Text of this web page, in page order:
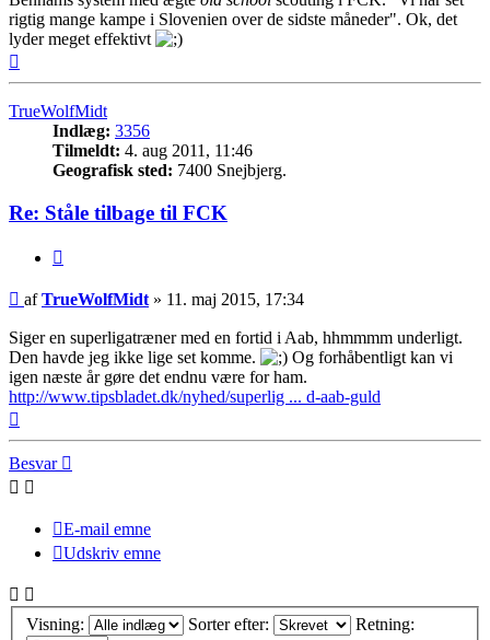
rigtig mange kampe i Slovenien over de sidste måneder". Ok, det
lyder meget effektivt
TrueWolfMidt
Indlæg: 3356
Tilmeldt: 4. aug 2011, 11:46
Geografisk sted: 7400 Snejbjerg.
Re: Ståle tilbage til FCK
Indlæg
afTrueWolfMidt» 11. maj 2015, 17:34
Siger en superligatræner med en fortid i Aab, hhmmmm underligt.
Den havde jeg ikke lige set komme.
Og forhåbentligt kan vi
igen næste år gøre det endnu være for ham.
http://www.tipsbladet.dk/nyhed/superlig ... d-aab-guld
Besvar
E-mail emne
Udskriv emne
Visning: Sorter efter: Retning: